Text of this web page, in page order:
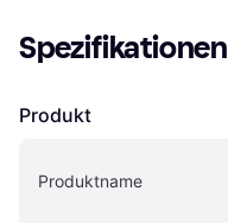
Spezifikationen
Produkt
Produktname